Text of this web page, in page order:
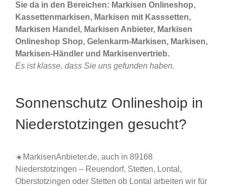
Sie da in den Bereichen: Markisen Onlineshop,
Kassettenmarkisen, Markisen mit Kasssetten,
Markisen Handel, Markisen Anbieter, Markisen
Onlineshop Shop, Gelenkarm-Markisen, Markisen,
Markisen-Händler und Markisenvertrieb.
Es ist klasse, dass Sie uns gefunden haben.
Sonnenschutz Onlineshoip in
Niederstotzingen gesucht?
☀️MarkisenAnbieter.de, auch in 89168
Niederstotzingen – Reuendorf, Stetten, Lontal,
Oberstotzingen oder Stetten ob Lontal arbeiten wir für